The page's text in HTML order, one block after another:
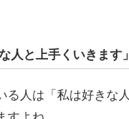
人と上手くいきます
る人は「私は好きな